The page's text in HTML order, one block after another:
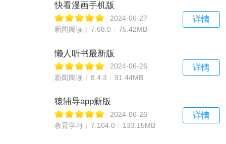
快看漫画手机版
2024-06-27
新闻阅读
7.68.0 75.42MB
详情
懒人听书最新版
2024-06-26
新闻阅读
8.4.3 91.44MB
详情
猿辅导app新版
2024-06-26
教育学习
7.104.0 133.15MB
详情